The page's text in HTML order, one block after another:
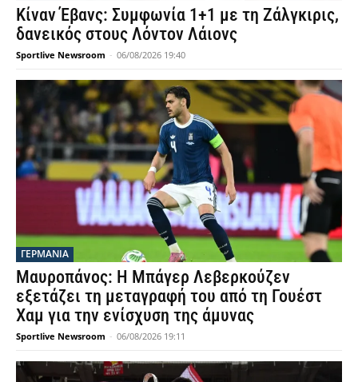
Κίναν Έβανς: Συμφωνία 1+1 με τη Ζάλγκιρις,
δανεικός στους Λόντον Λάιονς
Sportlive Newsroom - 06/08/2026 19:40
ΓΕΡΜΑΝΙΑ
Μαυροπάνος: Η Μπάγερ Λεβερκούζεν
εξετάζει τη μεταγραφή του από τη Γουέστ
Χαμ για την ενίσχυση της άμυνας
Sportlive Newsroom - 06/08/2026 19:11